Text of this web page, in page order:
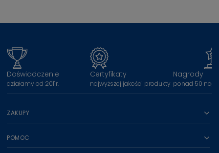
Doświadczenie
działamy od 2011r.
Certyfikaty
najwyższej jakości produkty
Nagrody
ponad 50
ZAKUPY
POMOC